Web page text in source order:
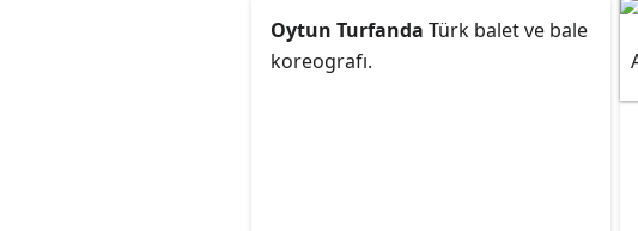
Oytun Turfanda Türk balet ve bale
koreografı.